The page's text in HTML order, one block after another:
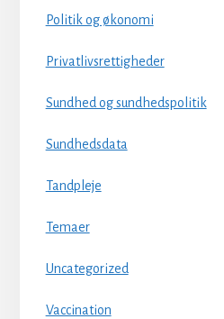
Politik og økonomi
Privatlivsrettigheder
Sundhed og sundhedspolitik
Sundhedsdata
Tandpleje
Temaer
Uncategorized
Vaccination